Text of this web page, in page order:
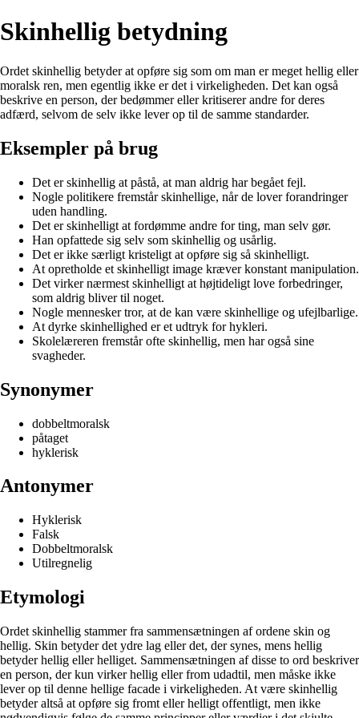
Skinhellig betydning
Ordet skinhellig betyder at opføre sig som om man er meget hellig eller
moralsk ren, men egentlig ikke er det i virkeligheden. Det kan også
beskrive en person, der bedømmer eller kritiserer andre for deres
adfærd, selvom de selv ikke lever op til de samme standarder.
Eksempler på brug
Det er skinhellig at påstå, at man aldrig har begået fejl.
Nogle politikere fremstår skinhellige, når de lover forandringer
uden handling.
Det er skinhelligt at fordømme andre for ting, man selv gør.
Han opfattede sig selv som skinhellig og usårlig.
Det er ikke særligt kristeligt at opføre sig så skinhelligt.
At opretholde et skinhelligt image kræver konstant manipulation.
Det virker nærmest skinhelligt at højtideligt love forbedringer,
som aldrig bliver til noget.
Nogle mennesker tror, at de kan være skinhellige og ufejlbarlige.
At dyrke skinhellighed er et udtryk for hykleri.
Skolelæreren fremstår ofte skinhellig, men har også sine
svagheder.
Synonymer
dobbeltmoralsk
påtaget
hyklerisk
Antonymer
Hyklerisk
Falsk
Dobbeltmoralsk
Utilregnelig
Etymologi
Ordet skinhellig stammer fra sammensætningen af ordene skin og
hellig. Skin betyder det ydre lag eller det, der synes, mens hellig
betyder hellig eller helliget. Sammensætningen af disse to ord beskriver
en person, der kun virker hellig eller from udadtil, men måske ikke
lever op til denne hellige facade i virkeligheden. At være skinhellig
betyder altså at opføre sig fromt eller helligt offentligt, men ikke